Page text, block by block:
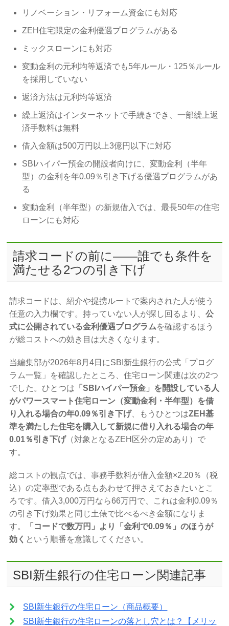
リノベーション・リフォーム資金にも対応
ZEH住宅限定の金利優遇プログラムがある
ミックスローンにも対応
変動金利の元利均等返済でも5年ルール・125％ルール
を採用していない
返済方法は元利均等返済
繰上返済はインターネットで手続きでき、一部繰上返
済手数料は無料
借入金額は500万円以上3億円以下に対応
SBIハイパー預金の開設者向けに、変動金利（半年
型）の金利を年0.09％引き下げる優遇プログラムがあ
る
変動金利（半年型）の新規借入では、最長50年の住宅
ローンにも対応
請求コードの前に――誰でも条件を
満たせる2つの引き下げ
請求コードは、紹介や提携ルートで案内された人が使う
任意の入力欄です。持っていない人が探し回るより、公
式に公開されている金利優遇プログラムを確認するほう
が総コストへの効き目は大きくなります。
当編集部が2026年8月4日にSBI新生銀行の公式「プログ
ラム一覧」を確認したところ、住宅ローン関連は次の2つ
でした。ひとつは 「SBIハイパー預金」を開設している人
がパワースマート住宅ローン（変動金利・半年型）を借
り入れる場合の年0.09％引き下げ、もうひとつはZEH基
準を満たした住宅を購入して新規に借り入れる場合の年
0.01％引き下げ（対象となるZEH区分の定めあり）で
す。
総コストの観点では、事務手数料が借入金額×2.20％（税
込）の定率型である点もあわせて押さえておきたいとこ
ろです。借入3,000万円なら66万円で、これは金利0.09％
の引き下げ効果と同じ土俵で比べるべき金額になりま
す。
「コードで数万円」より「金利で0.09％」のほうが
効く という順番を意識してください。
SBI新生銀行の住宅ローン関連記事
SBI新生銀行の住宅ローン（商品概要）
SBI新生銀行の住宅ローンの落とし穴とは？【メリッ